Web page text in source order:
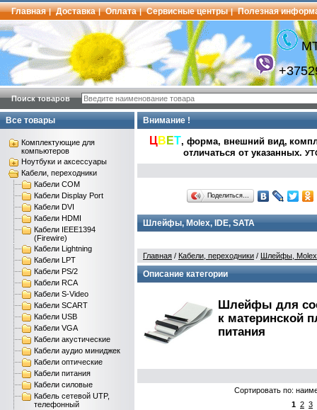
Главная | Доставка | Оплата | Сервисные центры | Полезная
Поиск товаров
Все товары
Комплектующие для
компьютеров
Ноутбуки и аксессуары
Кабели, переходники
Кабели COM
Кабели Display Port
Кабели DVI
Кабели HDMI
Кабели IEEE1394
(Firewire)
Кабели Lightning
Кабели LPT
Кабели PS/2
Кабели RCA
Кабели S-Video
Кабели SCART
Кабели USB
Кабели VGA
Кабели акустические
Кабели аудио миниджек
Кабели оптические
Кабели питания
Кабели силовые
Кабель сетевой UTP,
телефонный
Внимание !
ЦВ ЕТ, форма, внешний вид,
отличаться от указанных.
Поделиться…
Шлейфы, Molex, IDE, SATA
Главная / Кабели, переходники / Шлейфы,
Описание категории
Шлейфы для
к материнской
питания
Сортировать по:
1 2 3